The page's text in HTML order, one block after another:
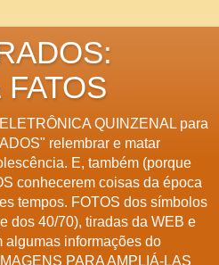
QUINZENAL para
relembrar e matar
E, também (porque
conhecerem coisas da época
tempos. FOTOS dos símbolos
dos 40/70), tiradas da WEB e
algumas informações do
PARA AMPLIÁ-LAS